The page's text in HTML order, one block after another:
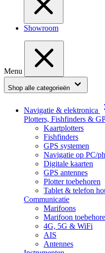
Showroom
Menu
Shop alle categorieën
Navigatie & elektronica
Plotters, Fishfinders &
Kaartplotters
Fishfinders
GPS systemen
Navigatie op PC/
Digitale kaarten
GPS antennes
Plotter toebehoren
Tablet & telefon
Communicatie
Marifoons
Marifoon
4G, 5G & WiFi
AIS
Antennes